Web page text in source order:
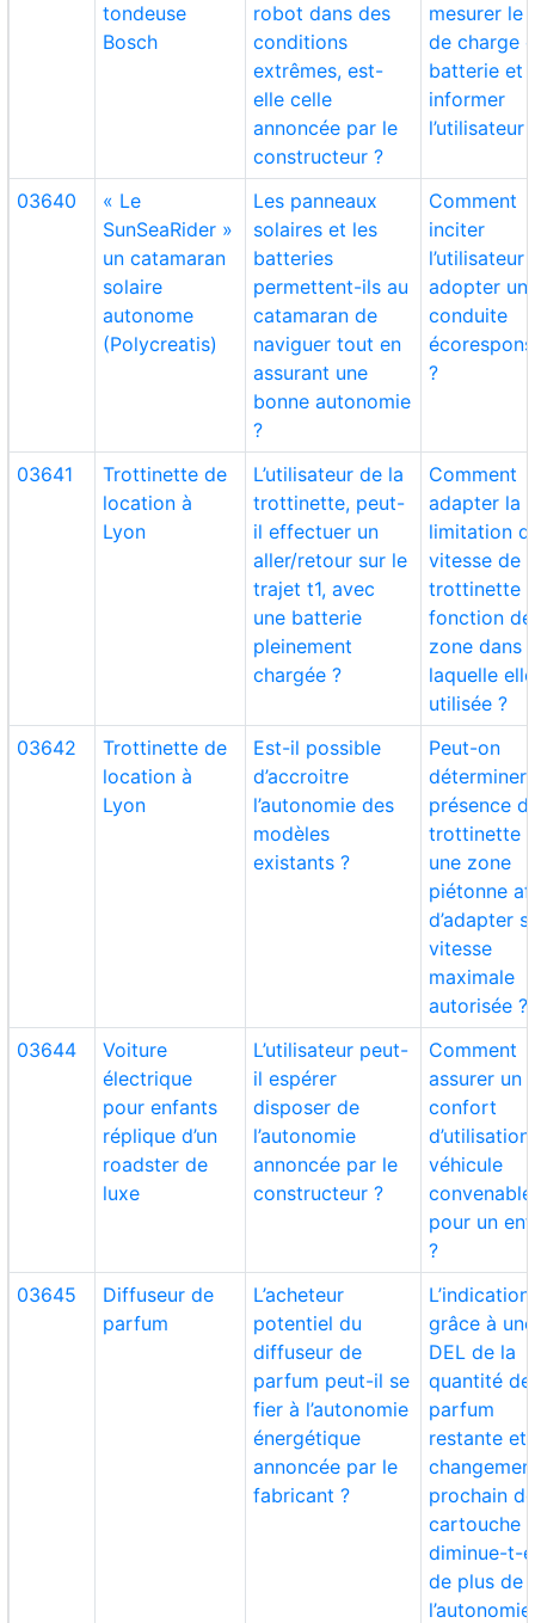
tondeuse
Bosch
robot dans des
conditions
extrêmes, est-
elle celle
annoncée par le
constructeur ?
mesurer le
de charge
batterie et
informer
l’utilisateur
03640
« Le
SunSeaRider »
un catamaran
solaire
autonome
(Polycreatis)
Les panneaux
solaires et les
batteries
permettent-ils au
catamaran de
naviguer tout en
assurant une
bonne autonomie
?
Comment
inciter
l’utilisateur
adopter
conduite
?
03641
Trottinette de
location à
Lyon
L’utilisateur de la
trottinette, peut-
il effectuer un
aller/retour sur le
trajet t1, avec
une batterie
pleinement
chargée ?
Comment
adapter la
limitation
vitesse de
trottinette
fonction
zone dans
laquelle
utilisée ?
03642
Trottinette de
location à
Lyon
Est-il possible
d’accroitre
l’autonomie des
modèles
existants ?
Peut-on
déterminer
présence
trottinette
une zone
piétonne
d’adapter
vitesse
maximale
autorisée ?
03644
Voiture
électrique
pour enfants
réplique d’un
roadster de
luxe
L’utilisateur peut-
il espérer
disposer de
l’autonomie
annoncée par le
constructeur ?
Comment
assurer un
confort
véhicule
convenable
pour un
?
03645
Diffuseur de
parfum
L’acheteur
potentiel du
diffuseur de
parfum peut-il se
fier à l’autonomie
énergétique
annoncée par le
fabricant ?
L’indication
grâce à une
DEL de la
quantité de
parfum
restante et
prochain
cartouche
diminue-t-
de plus de
l’autonomie